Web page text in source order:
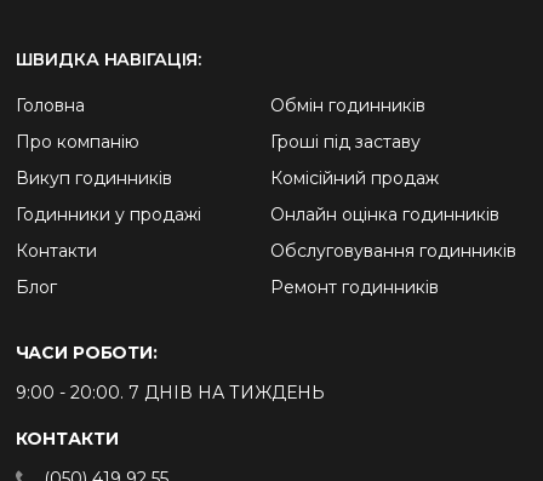
ШВИДКА НАВІГАЦІЯ:
Головна
Про компанію
Викуп годинників
Годинники у продажі
Контакти
Блог
Обмін годинників
Гроші під заставу
Комісійний продаж
Онлайн оцінка годинників
Обслуговування годинників
Ремонт годинників
ЧАСИ РОБОТИ:
9:00 - 20:00. 7 ДНІВ НА ТИЖДЕНЬ
КОНТАКТИ